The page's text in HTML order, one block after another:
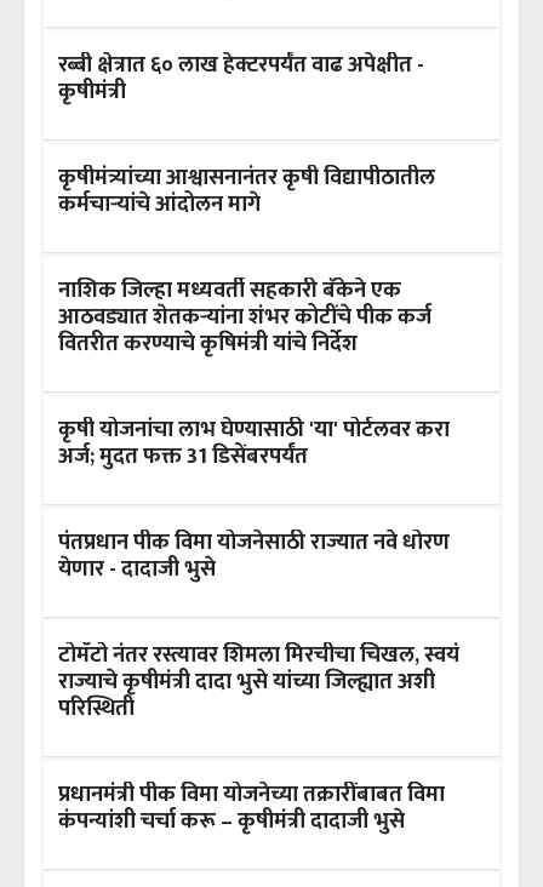
रब्बी क्षेत्रात ६० लाख हेक्टरपर्यंत वाढ अपेक्षीत -
कृषीमंत्री
कृषीमंत्र्यांच्या आश्वासनानंतर कृषी विद्यापीठातील
कर्मचाऱ्यांचे आंदोलन मागे
नाशिक जिल्हा मध्यवर्ती सहकारी बँकेने एक
आठवड्यात शेतकऱ्यांना शंभर कोटींचे पीक कर्ज
वितरीत करण्याचे कृषिमंत्री यांचे निर्देश
कृषी योजनांचा लाभ घेण्यासाठी 'या' पोर्टलवर करा
अर्ज; मुदत फक्त 31 डिसेंबरपर्यंत
पंतप्रधान पीक विमा योजनेसाठी राज्यात नवे धोरण
येणार - दादाजी भुसे
टोमॅटो नंतर रस्त्यावर शिमला मिरचीचा चिखल, स्वयं
राज्याचे कृषीमंत्री दादा भुसे यांच्या जिल्ह्यात अशी
परिस्थिती
प्रधानमंत्री पीक विमा योजनेच्या तक्रारींबाबत विमा
कंपन्यांशी चर्चा करू – कृषीमंत्री दादाजी भुसे